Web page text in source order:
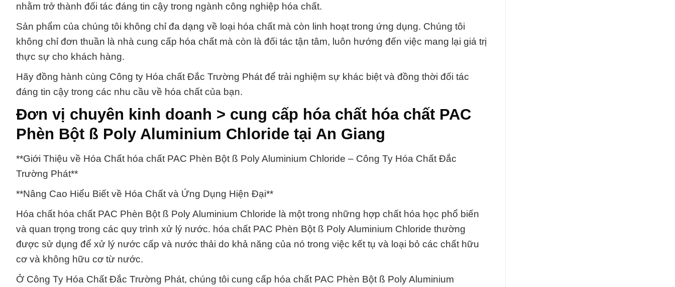
nhằm trở thành đối tác đáng tin cậy trong ngành công nghiệp hóa chất.
Sản phẩm của chúng tôi không chỉ đa dạng về loại hóa chất mà còn linh hoạt trong ứng dụng. Chúng tôi
không chỉ đơn thuần là nhà cung cấp hóa chất mà còn là đối tác tận tâm, luôn hướng đến việc mang lại giá trị
thực sự cho khách hàng.
Hãy đồng hành cùng Công ty Hóa chất Đắc Trường Phát để trải nghiệm sự khác biệt và đồng thời đối tác
đáng tin cậy trong các nhu cầu về hóa chất của bạn.
Đơn vị chuyên kinh doanh > cung cấp hóa chất hóa chất PAC
Phèn Bột ß Poly Aluminium Chloride tại An Giang
**Giới Thiệu về Hóa Chất hóa chất PAC Phèn Bột ß Poly Aluminium Chloride – Công Ty Hóa Chất Đắc
Trường Phát**
**Nâng Cao Hiểu Biết về Hóa Chất và Ứng Dụng Hiện Đại**
Hóa chất hóa chất PAC Phèn Bột ß Poly Aluminium Chloride là một trong những hợp chất hóa học phổ biến
và quan trọng trong các quy trình xử lý nước. hóa chất PAC Phèn Bột ß Poly Aluminium Chloride thường
được sử dụng để xử lý nước cấp và nước thải do khả năng của nó trong việc kết tụ và loại bỏ các chất hữu
cơ và không hữu cơ từ nước.
Ở Công Ty Hóa Chất Đắc Trường Phát, chúng tôi cung cấp hóa chất PAC Phèn Bột ß Poly Aluminium